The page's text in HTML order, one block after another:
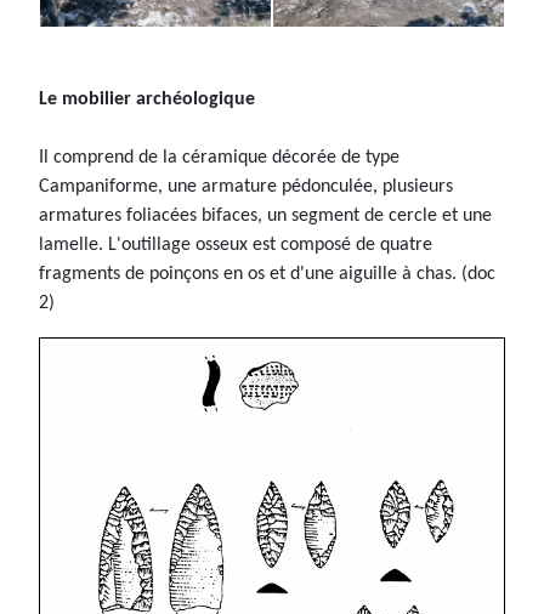
Le mobilier archéologique
Il comprend de la céramique décorée de type
Campaniforme, une armature pédonculée, plusieurs
armatures foliacées bifaces, un segment de cercle et une
lamelle. L'outillage osseux est composé de quatre
fragments de poinçons en os et d'une aiguille à chas. (doc
2)